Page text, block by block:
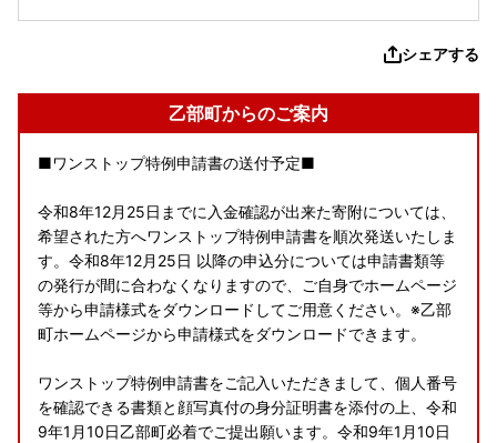
シェアする
乙部町からのご案内
■ワンストップ特例申請書の送付予定■
令和8年12月25日までに入金確認が出来た寄附については、
希望された方へワンストップ特例申請書を順次発送いたしま
す。令和8年12月25日 以降の申込分については申請書類等
の発行が間に合わなくなりますので、ご自身でホームページ
等から申請様式をダウンロードしてご用意ください。※乙部
町ホームページから申請様式をダウンロードできます。
ワンストップ特例申請書をご記入いただきまして、個人番号
を確認できる書類と顔写真付の身分証明書を添付の上、令和
9年1月10日乙部町必着でご提出願います。令和9年1月10日